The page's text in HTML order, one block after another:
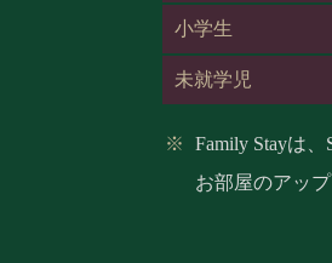
小学生
未就学児
Family Stayは
お部屋のアッ